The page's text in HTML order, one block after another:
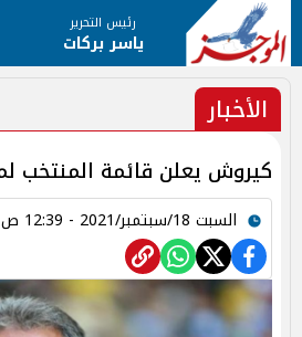
رئيس التحرير
ياسر بركات
الأخبار
كيروش يعلن قائمة المنتخب
السبت 18/سبتمبر/2021 - 12:39 ص